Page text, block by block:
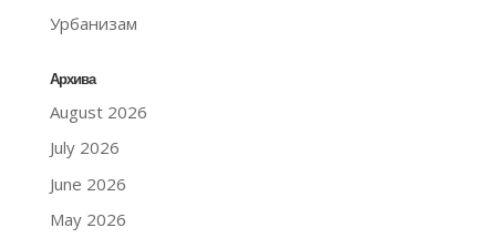
Урбанизам
Архива
August 2026
July 2026
June 2026
May 2026